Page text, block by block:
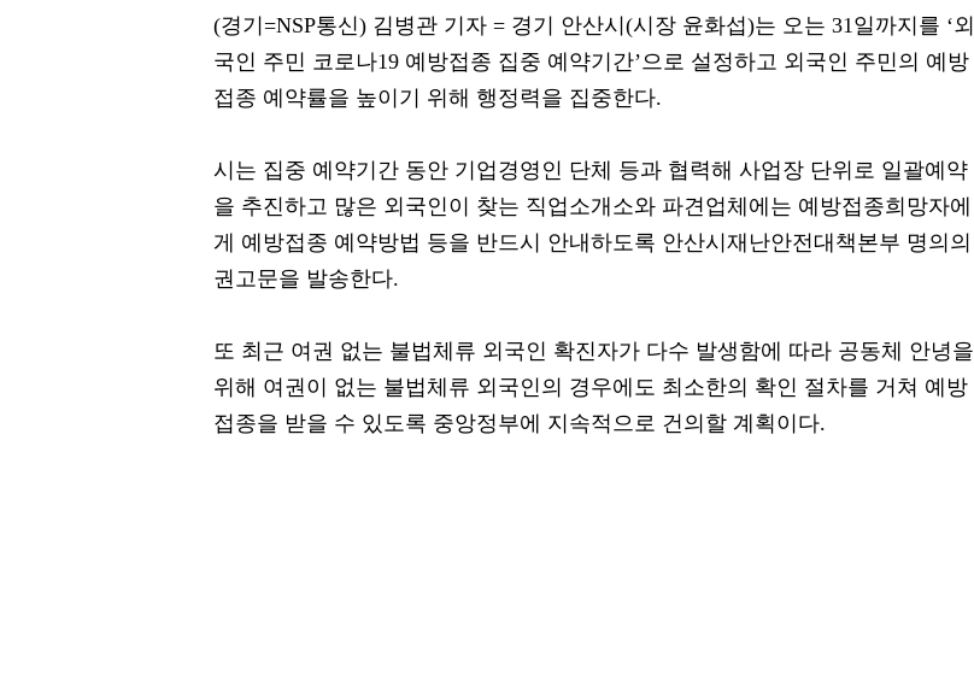
(경기=NSP통신) 김병관 기자 = 경기 안산시(시장 윤화섭)는 오는 31일까지를 ‘외
국인 주민 코로나19 예방접종 집중 예약기간’으로 설정하고 외국인 주민의 예방
접종 예약률을 높이기 위해 행정력을 집중한다.
시는 집중 예약기간 동안 기업경영인 단체 등과 협력해 사업장 단위로 일괄예약
을 추진하고 많은 외국인이 찾는 직업소개소와 파견업체에는 예방접종희망자에
게 예방접종 예약방법 등을 반드시 안내하도록 안산시재난안전대책본부 명의의
권고문을 발송한다.
또 최근 여권 없는 불법체류 외국인 확진자가 다수 발생함에 따라 공동체 안녕을
위해 여권이 없는 불법체류 외국인의 경우에도 최소한의 확인 절차를 거쳐 예방
접종을 받을 수 있도록 중앙정부에 지속적으로 건의할 계획이다.